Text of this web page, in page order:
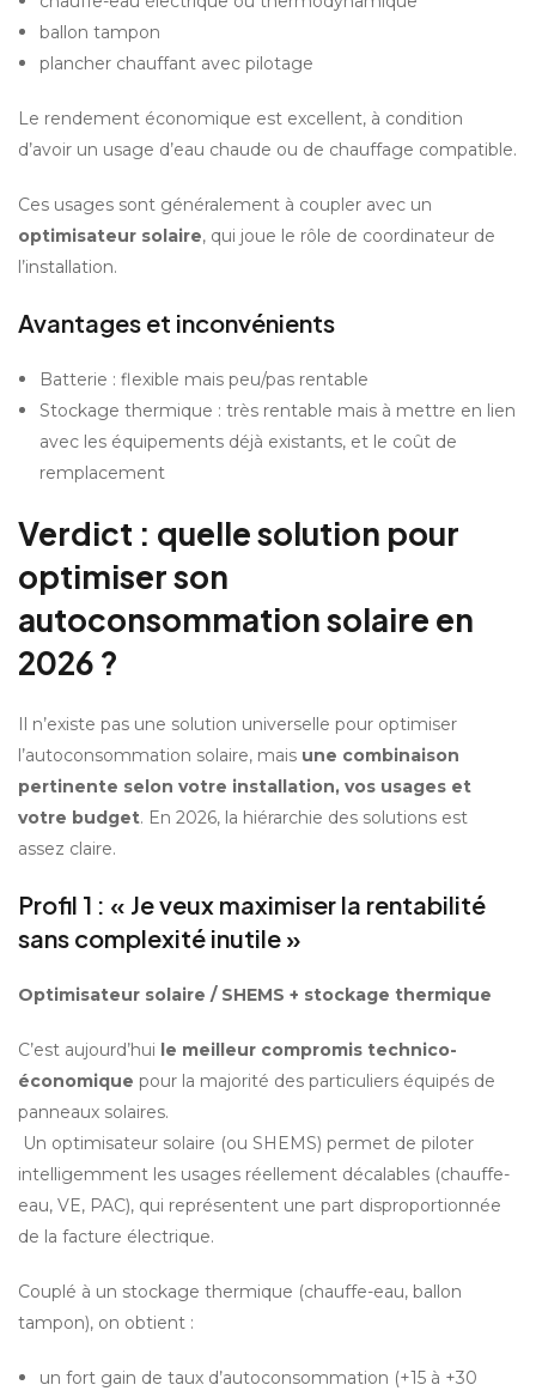
ballon tampon
plancher chauffant avec pilotage
Le rendement économique est excellent, à condition
d’avoir un usage d’eau chaude ou de chauffage compatible.
optimisateur solaire, qui joue le rôle de coordinateur de
l’installation.
Avantages et inconvénients
Batterie : flexible mais peu/pas rentable
Stockage thermique : très rentable mais à mettre en lien
avec les équipements déjà existants, et le coût de
remplacement
Verdict : quelle solution pour
optimiser son
autoconsommation solaire en
2026 ?
Il n’existe pas une solution universelle pour optimiser
l’autoconsommation solaire, mais une combinaison
pertinente selon votre installation, vos usages et
votre budget. En 2026, la hiérarchie des solutions est
assez claire.
Profil 1 : « Je veux maximiser la rentabilité
sans complexité inutile »
Optimisateur solaire / SHEMS + stockage thermique
C’est aujourd’hui le meilleur compromis technico-
économique pour la majorité des particuliers équipés de
panneaux solaires.
intelligemment les usages réellement décalables (chauffe-
eau, VE, PAC), qui représentent une part disproportionnée
de la facture électrique.
Couplé à un stockage thermique (chauffe-eau, ballon
tampon), on obtient :
un fort gain de taux d’autoconsommation (+15 à +30